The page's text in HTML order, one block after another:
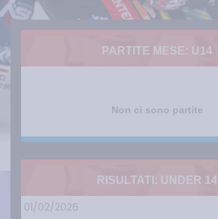
PARTITE MESE: U14
Non ci sono partite
RISULTATI: UNDER 14
01/02/2026